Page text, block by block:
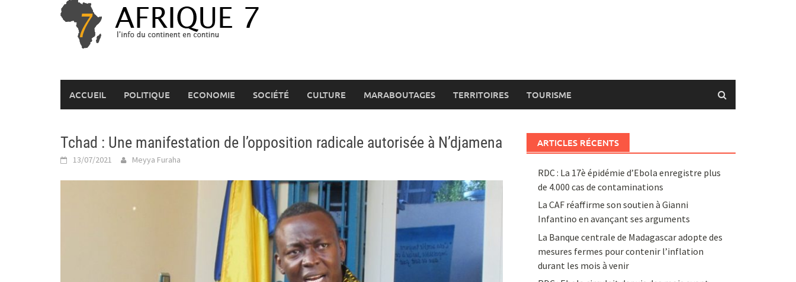
ACCUEIL POLITIQUE ECONOMIE SOCIÉTÉ CULTURE MARABOUTAGES TERRITOIRES TOURISME
Tchad : Une manifestation de l’opposition radicale autorisée à N’djamena
13/07/2021 Meyya Furaha
ARTICLES RÉCENTS
RDC : La 17è épidémie d’Ebola enregistre plus
de 4.000 cas de contaminations
La CAF réaffirme son soutien à Gianni
Infantino en avançant ses arguments
La Banque centrale de Madagascar adopte des
mesures fermes pour contenir l’inflation
durant les mois à venir